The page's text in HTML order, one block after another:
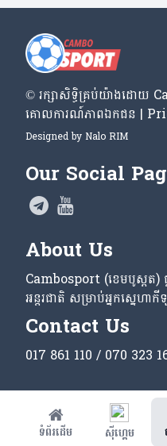
ទំព័រដើម ស៊ីហ្គេម
© រក្សា​សិទ្ធិ​គ្រប់​យ៉ាង​ដោយ​
គោលការណ៍​ភាព​ឯកជន |
Designed by Nalo RIM
Our Social
About Us
Cambosport (ខេមបូស្ពត)
អន្តរជាតិ សម្រាប់អ្នកស្នេហាកី
Contact Us
017 861 110 / 070 323